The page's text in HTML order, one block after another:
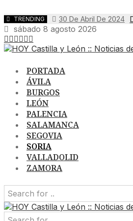
TRENDING 30 De Abril De 2024
sábado 8 agosto 2026
PORTADA
ÁVILA
BURGOS
LEÓN
PALENCIA
SALAMANCA
SEGOVIA
SORIA
VALLADOLID
ZAMORA